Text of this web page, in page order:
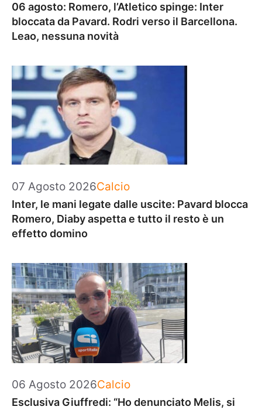
06 agosto: Romero, l’Atletico spinge: Inter
bloccata da Pavard. Rodri verso il Barcellona.
Leao, nessuna novità
07 Agosto 2026Categorie
Calcio
Inter, le mani legate dalle uscite: Pavard blocca
Romero, Diaby aspetta e tutto il resto è un
effetto domino
06 Agosto 2026Categorie
Calcio
Esclusiva Giuffredi: “Ho denunciato Melis, si